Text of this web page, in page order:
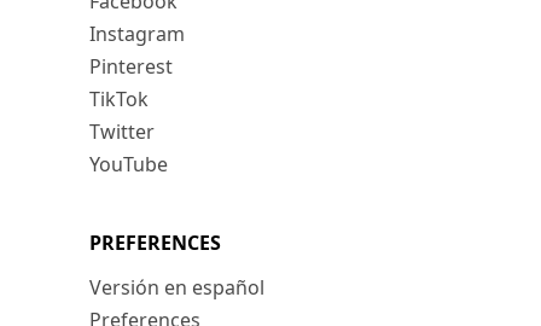
Instagram
Pinterest
TikTok
Twitter
YouTube
PREFERENCES
Versión en español
Preferences